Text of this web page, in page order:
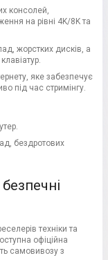
консолей,
на рівні 4K/8K та
жорстких дисків, а
яке забезпечує
під час стримінгу.
бездротових
техніки та
офіційна
самовивозу з